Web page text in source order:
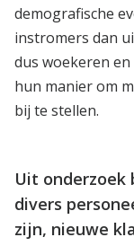
demografische
instromers dan
dus woekeren
hun manier om
bij te stellen.
Uit
divers
zijn, nieuwe